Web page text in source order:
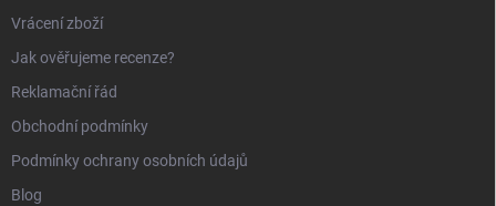
Vrácení zboží
Jak ověřujeme recenze?
Reklamační řád
Obchodní podmínky
Podmínky ochrany osobních údajů
Blog